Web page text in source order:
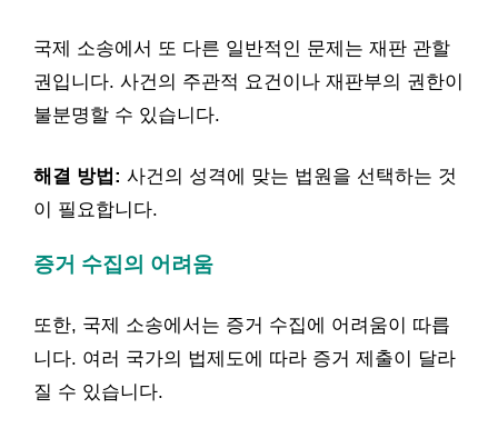
국제 소송에서 또 다른 일반적인 문제는 재판 관할
권입니다. 사건의 주관적 요건이나 재판부의 권한이
불분명할 수 있습니다.
해결 방법: 사건의 성격에 맞는 법원을 선택하는 것
이 필요합니다.
증거 수집의 어려움
또한, 국제 소송에서는 증거 수집에 어려움이 따릅
니다. 여러 국가의 법제도에 따라 증거 제출이 달라
질 수 있습니다.